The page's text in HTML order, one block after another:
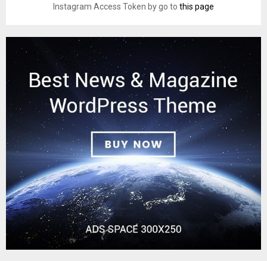
Instagram Access Token by go to this page